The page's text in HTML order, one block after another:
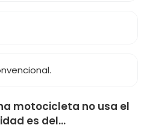
motocicleta no usa el
es del...